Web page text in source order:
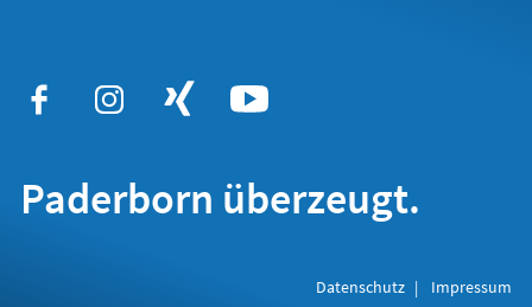
Paderborn überzeugt.
Datenschutz Impressum